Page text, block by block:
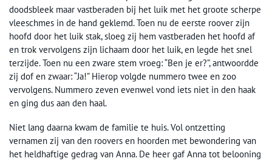
doodsbleek maar vastberaden bij het luik met het groote scherpe
vleeschmes in de hand geklemd. Toen nu de eerste roover zijn
hoofd door het luik stak, sloeg zij hem vastberaden het hoofd af
en trok vervolgens zijn lichaam door het luik, en legde het snel
terzijde. Toen nu een zware stem vroeg: “Ben je er?”, antwoordde
zij dof en zwaar: “Ja!” Hierop volgde nummero twee en zoo
vervolgens. Nummero zeven evenwel vond iets niet in den haak
en ging dus aan den haal.
Niet lang daarna kwam de familie te huis. Vol ontzetting
vernamen zij van den roovers en hoorden met bewondering van
het heldhaftige gedrag van Anna. De heer gaf Anna tot belooning